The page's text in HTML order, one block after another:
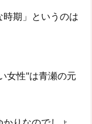
時期」というのは
女性"は青瀬の元